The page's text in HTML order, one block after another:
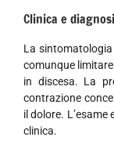
Clinica e diagnosi
La
comunque
in discesa. La
contrazione
il dolore.
clinica.